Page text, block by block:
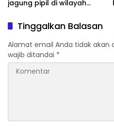
jagung pipil di wilayah
Tinggalkan Balasan
Alamat email Anda tidak akan
wajib ditandai *